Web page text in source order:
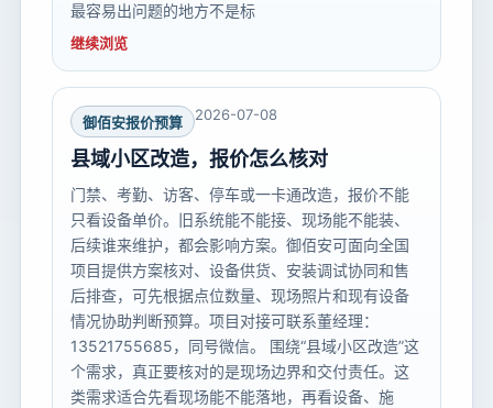
最容易出问题的地方不是标
继续浏览
御佰安报价预算 2026-07-08
县域小区改造，报价怎么核对
门禁、考勤、访客、停车或一卡通改造，报价不能
只看设备单价。旧系统能不能接、现场能不能装、
后续谁来维护，都会影响方案。御佰安可面向全国
项目提供方案核对、设备供货、安装调试协同和售
后排查，可先根据点位数量、现场照片和现有设备
情况协助判断预算。项目对接可联系董经理：
13521755685，同号微信。 围绕“县域小区改造”这
个需求，真正要核对的是现场边界和交付责任。这
类需求适合先看现场能不能落地，再看设备、施